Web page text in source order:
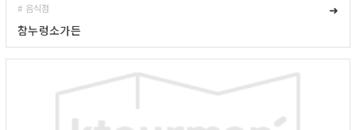
# 음식점
➜
참누렁소가든